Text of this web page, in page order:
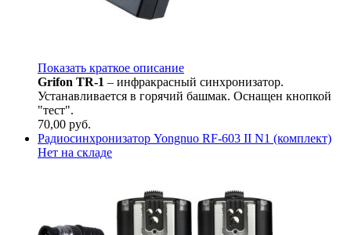
Показать краткое описание
Grifon TR-1 – инфракрасный синхронизатор.
Устанавливается в горячий башмак. Оснащен кнопкой
"тест".
70,00 руб.
Радиосинхронизатор Yongnuo RF-603 II N1 (комплект)
Нет на складе